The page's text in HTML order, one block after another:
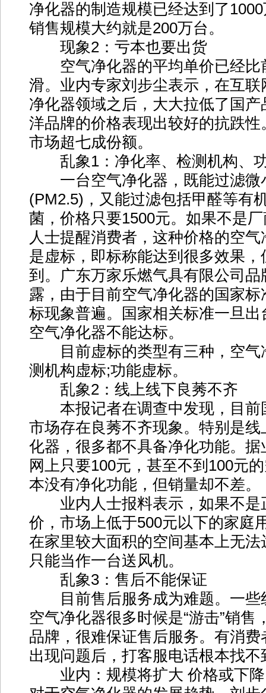
净化器的制造规模已经达到了
销售规模大约就是200万台。
现象2：亏本也要出货
空气净化器的平均单价已经比
滑。业内专家刘步尘表示，在互联
净化器领域之后，大大拉低了国
洋品牌的价格表现出较好的抗跌
市场超七成份额。
乱象1：净化率、检测机构、
一台空气净化器，既能过滤微
(PM2.5)，又能过滤包括甲醛等有
菌，价格只要1500元。如果不是
人士提醒消费者，这种价格的空
是虚标，即标称能达到很多效果
到。广东万家乐燃气具有限公司品
露，由于目前空气净化器的国家
标现象普遍。国家相关标准一旦出
空气净化器不能达标。
目前虚标的类型有三种，空气
测机构虚标;功能虚标。
乱象2：线上线下良莠不齐
本报记者在调查中发现，目前
市场存在良莠不齐现象。特别是
化器，很多都不具备净化功能。
网上只要100元，甚至不到100元
本没有净化功能，但销量却不差。
业内人士报料表示，如果不是
价，市场上低于500元以下的家庭
在家里较大面积的空间基本上无
只能当作一台送风机。
乱象3：售后不能保证
目前售后服务成为难题。一些
空气净化器很多时候是“游击”销售
品牌，很难保证售后服务。有消
出现问题后，打客服电话根本找不
业内：规模将扩大 价格或下降